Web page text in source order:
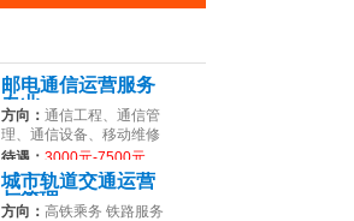
邮电通信运营服务
专业
方向： 通信工程、通信管
理、通信设备、移动维修
等
待遇： 3000元-7500元
城市轨道交通运营
与管理
方向： 高铁乘务 铁路服务